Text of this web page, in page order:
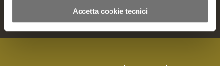
Accetta cookie tecnici